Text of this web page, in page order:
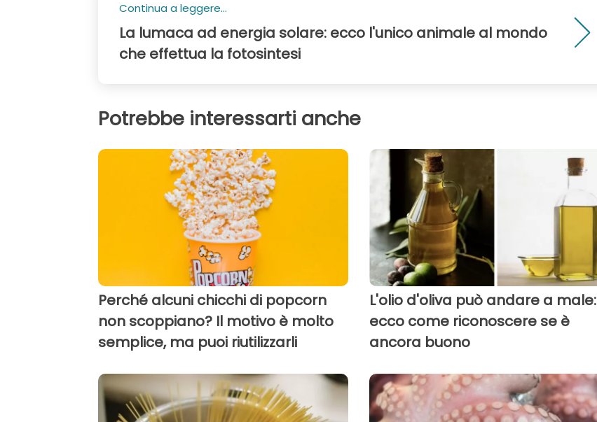
Continua a leggere...
La lumaca ad energia solare: ecco l'unico animale al mondo
che effettua la fotosintesi
Potrebbe interessarti anche
Perché alcuni chicchi di popcorn
non scoppiano? Il motivo è molto
semplice, ma puoi riutilizzarli
L'olio d'oliva può andare a male:
ecco come riconoscere se è
ancora buono